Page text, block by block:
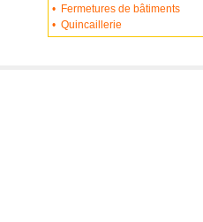
• Fermetures de bâtiments
• Quincaillerie